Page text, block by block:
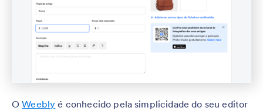
OWeebly é conhecido pela simplicidade do seu editor